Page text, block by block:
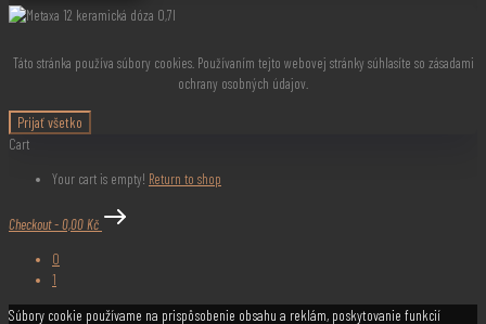
Táto stránka používa súbory cookies. Používaním tejto webovej stránky súhlasíte so zásadami
ochrany osobných údajov.
Prijať všetko
Cart
Your cart is empty! Return to shop
Checkout-0,00 Kč
0
1
Súbory cookie používame na prispôsobenie obsahu a reklám, poskytovanie funkcií